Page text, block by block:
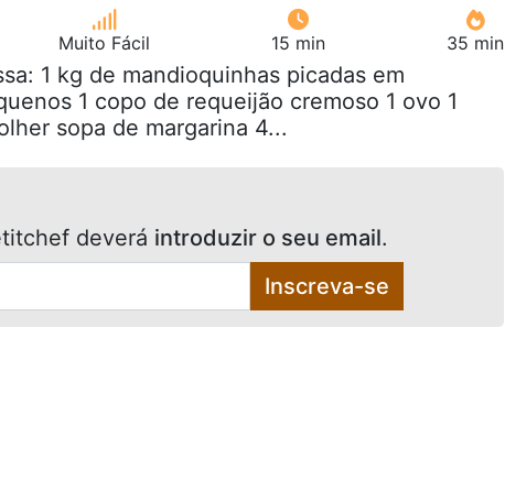
Muito Fácil 15 min 35 min
1 kg de mandioquinhas picadas em
1 copo de requeijão cremoso 1 ovo 1
sopa de margarina 4...
deverá introduzir o seu email.
Inscreva-se